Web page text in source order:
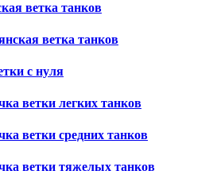
ветка танков
ветка танков
с нуля
ветки легких танков
ветки средних танков
ветки тяжелых танков